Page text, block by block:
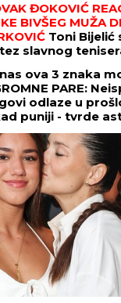
ĐOKOVIĆ
BIVŠEG MUŽA
Toni Bijelić
slavnog
ova 3 znaka
PARE:
odlaze u
puniji - tvrde